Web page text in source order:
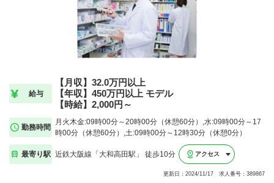
給与
【月収】32.0万円以上
【年収】450万円以上 モデル
【時給】2,000円～
勤務時間
月火木金:09時00分～20時00分（休憩60分）,水:09時00分～17
時00分（休憩60分）,土:09時00分～12時30分（休憩0分）
最寄り駅 近鉄大阪線「大和高田駅」 徒歩10分 アクセス
更新日：2024/11/17 求人番号：389867